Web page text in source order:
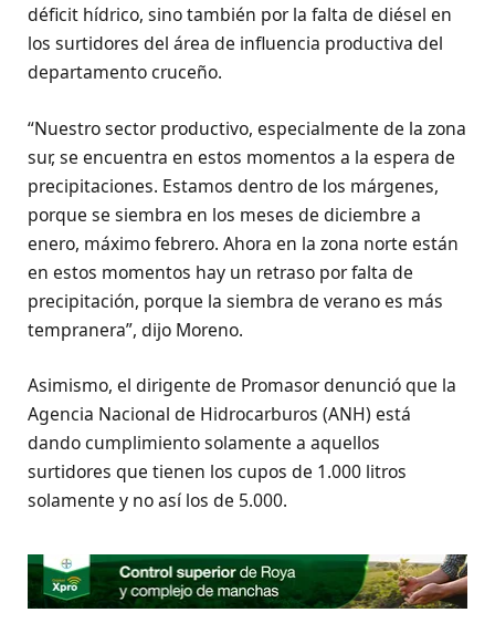
déficit hídrico, sino también por la falta de diésel en
los surtidores del área de influencia productiva del
departamento cruceño.
“Nuestro sector productivo, especialmente de la zona
sur, se encuentra en estos momentos a la espera de
precipitaciones. Estamos dentro de los márgenes,
porque se siembra en los meses de diciembre a
enero, máximo febrero. Ahora en la zona norte están
en estos momentos hay un retraso por falta de
precipitación, porque la siembra de verano es más
tempranera”, dijo Moreno.
Asimismo, el dirigente de Promasor denunció que la
Agencia Nacional de Hidrocarburos (ANH) está
dando cumplimiento solamente a aquellos
surtidores que tienen los cupos de 1.000 litros
solamente y no así los de 5.000.